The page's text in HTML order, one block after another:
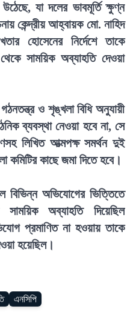
যা দলের ভাবমূর্তি ক্ষুণ্ন
কেন্দ্রীয় আহ্বায়ক মো. নাহিদ
হোসেনের নির্দেশে তাকে
সাময়িক অব্যাহতি দেওয়া
ও শৃঙ্খলা বিধি অনুযায়ী
ব্যবস্থা নেওয়া হবে না, সে
লিখিত আত্মপক্ষ সমর্থন দুই
কমিটির কাছে জমা দিতে হবে।
অভিযোগের ভিত্তিতে
সাময়িক অব্যাহতি দিয়েছিল
প্রমাণিত না হওয়ায় তাকে
হয়েছিল।
এনসিপি